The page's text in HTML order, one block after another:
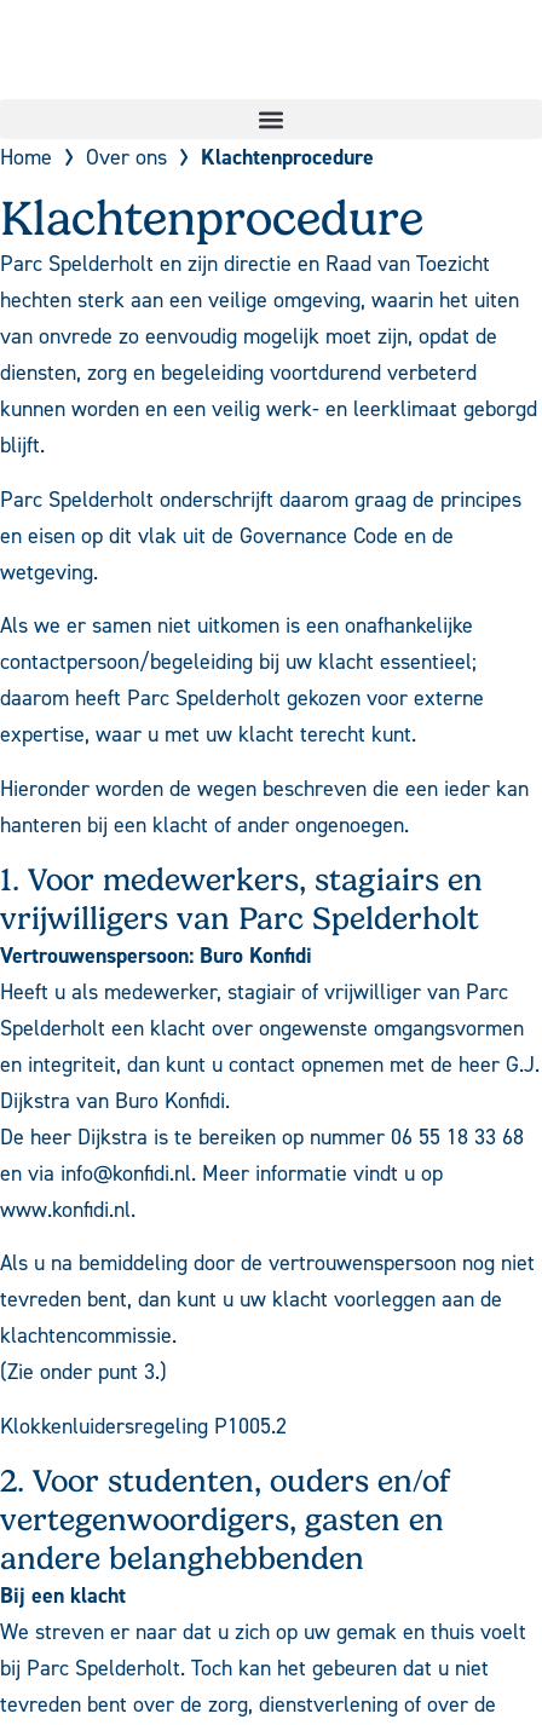
Home Over ons Klachtenprocedure
Klachtenprocedure
Parc Spelderholt en zijn directie en Raad van Toezicht
hechten sterk aan een veilige omgeving, waarin het uiten
van onvrede zo eenvoudig mogelijk moet zijn, opdat de
diensten, zorg en begeleiding voortdurend verbeterd
kunnen worden en een veilig werk- en leerklimaat geborgd
blijft.
Parc Spelderholt onderschrijft daarom graag de principes
en eisen op dit vlak uit de Governance Code en de
wetgeving.
Als we er samen niet uitkomen is een onafhankelijke
contactpersoon/begeleiding bij uw klacht essentieel;
daarom heeft Parc Spelderholt gekozen voor externe
expertise, waar u met uw klacht terecht kunt.
Hieronder worden de wegen beschreven die een ieder kan
hanteren bij een klacht of ander ongenoegen.
1. Voor medewerkers, stagiairs en
vrijwilligers van Parc Spelderholt
Vertrouwenspersoon: Buro Konfidi
Heeft u als medewerker, stagiair of vrijwilliger van Parc
Spelderholt een klacht over ongewenste omgangsvormen
en integriteit, dan kunt u contact opnemen met de heer G.J.
Dijkstra van Buro Konfidi.
De heer Dijkstra is te bereiken op nummer 06 55 18 33 68
en via info@konfidi.nl. Meer informatie vindt u op
www.konfidi.nl.
Als u na bemiddeling door de vertrouwenspersoon nog niet
tevreden bent, dan kunt u uw klacht voorleggen aan de
klachtencommissie.
(Zie onder punt 3.)
Klokkenluidersregeling P1005.2
2. Voor studenten, ouders en/of
vertegenwoordigers, gasten en
andere belanghebbenden
Bij een klacht
We streven er naar dat u zich op uw gemak en thuis voelt
bij Parc Spelderholt. Toch kan het gebeuren dat u niet
tevreden bent over de zorg, dienstverlening of over de